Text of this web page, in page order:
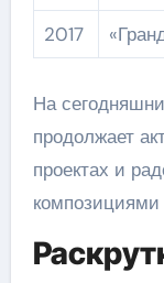
2017
На
продолжает
проектах и